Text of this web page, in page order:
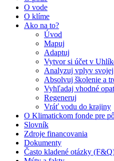
O vode
O klíme
Ako na to?
Úvod
Mapuj
Adaptuj
Vytvor si účet v
Analyzuj vplyv
Absolvuj školenie a
Vyhľadaj vhodné
Regeneruj
Vráť vodu do krajiny
O Klimatickom fonde pre
Slovník
Zdroje financovania
Dokumenty
Často kladené otázky